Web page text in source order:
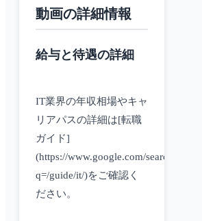
動画の詳細情報
給与と待遇の詳細
IT業界の年収相場やキャ
リアパスの詳細は[転職
ガイド]
(https://www.google.com/search?
q=/guide/it/)をご確認く
ださい。